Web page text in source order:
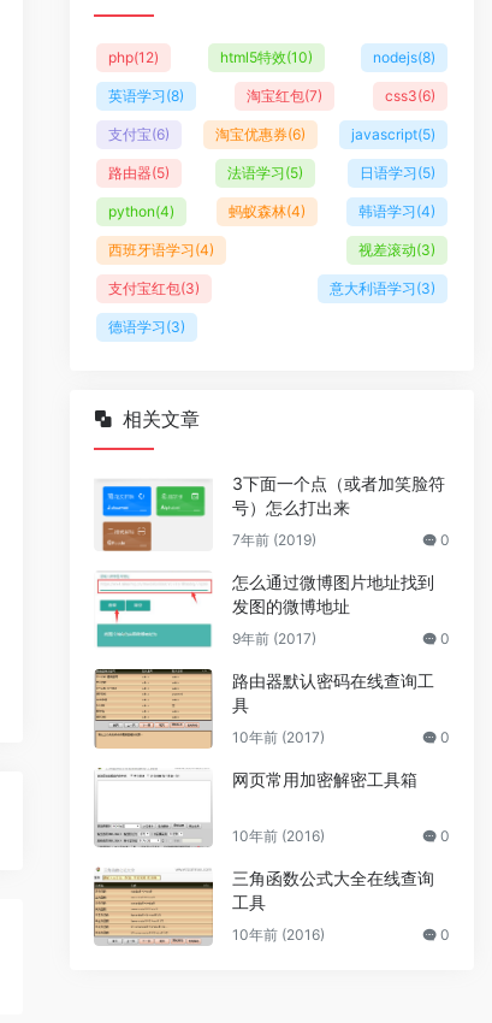
php(12) html5特效(10) nodejs(8)
英语学习(8) 淘宝红包(7) css3(6)
支付宝(6) 淘宝优惠券(6) javascript(5)
路由器(5) 法语学习(5) 日语学习(5)
python(4) 蚂蚁森林(4) 韩语学习(4)
西班牙语学习(4) 视差滚动(3)
支付宝红包(3) 意大利语学习(3)
德语学习(3)
相关文章
3下面一个点（或者加笑脸符
号）怎么打出来
7年前 (2019) 0
怎么通过微博图片地址找到
发图的微博地址
9年前 (2017) 0
路由器默认密码在线查询工
具
10年前 (2017) 0
网页常用加密解密工具箱
10年前 (2016) 0
三角函数公式大全在线查询
工具
10年前 (2016) 0